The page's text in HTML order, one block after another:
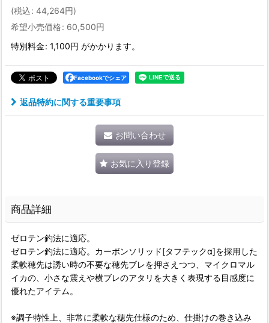
(税込: 44,264円)
希望小売価格: 60,500円
特別料金: 1,100円 がかかります。
Facebookでシェア
返品特約に関する重要事項
お問い合わせ
お気に入り登録
商品詳細
ゼロテン釣法に適応。
ゼロテン釣法に適応。カーボンソリッド[タフテックα]を採用した
柔軟穂先は誘い時の不要な穂先ブレを押さえつつ、マイクロマル
イカの、小さな震えや横ブレのアタリを大きく表現する目感度に
優れたアイテム。
※調子特性上、非常に柔軟な穂先仕様のため、仕掛けの巻き込み